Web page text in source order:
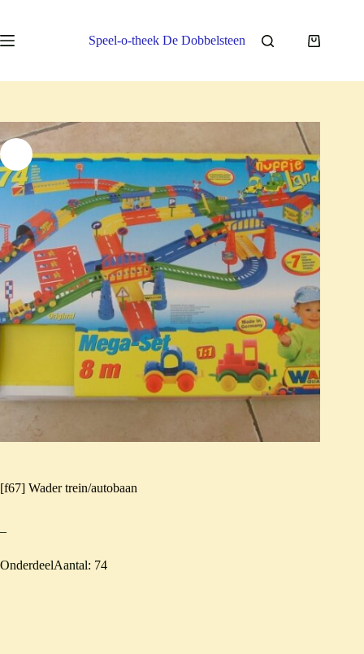
de
inhoud
Speel-o-theek De Dobbelsteen
[f67] Wader trein/autobaan
–
OnderdeelAantal: 74